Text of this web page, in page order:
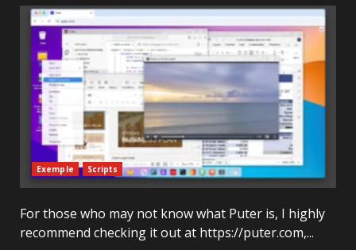
Exemple Scripts
For those who may not know what Puter is, I highly
recommend checking it out at https://puter.com,...